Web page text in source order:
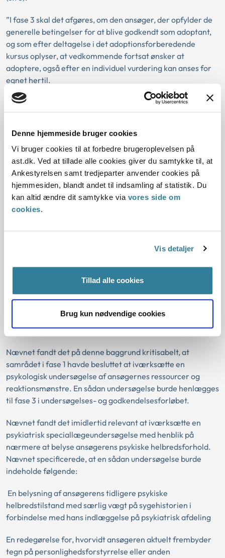
Denne hjemmeside bruger cookies
Vi bruger cookies til at forbedre brugeroplevelsen på
ast.dk. Ved at tillade alle cookies giver du samtykke til, at
Ankestyrelsen samt tredjeparter anvender cookies på
hjemmesiden, blandt andet til indsamling af statistik. Du
kan altid ændre dit samtykke via vores side om
cookies.
Vis detaljer
Tillad alle cookies
Brug kun nødvendige cookies
”I fase 3 skal det afgøres, om den ansøger, der opfylder de
generelle betingelser for at blive godkendt som adoptant,
og som efter deltagelse i det adoptionsforberedende
kursus oplyser, at vedkommende fortsat ønsker at
adoptere, også efter en individuel vurdering kan anses for
egnet hertil.
Undersøgelsen i fase 3 må forventes i hovedparten af
sagerne at kunne koncentreres om en individuel beskrivelse
give samrådet det fornødne grundlag for at træffe
afgørelse om godkendelse som adoptant og fastsætte de
nærmere rammer for godkendelsen, dels at give de
udenlandske myndigheder det nødvendige grundlag for
deres afgørelse om godkendelse af ansøgeren og anvisning
af et barn til den pågældende” (s.88).
stillingtagen til objektive forhold omkring ansøgeren og
ikke en nærmere vurdering af ansøgerens individuelle
ressourcer almindeligvis også henhøre til fase 3. Herved
opnås også, at der i forbindelse med specialundersøgelsen
kan inddrages andre mere individuelle forhold omkring en
samtaler, der har fundet sted med ansøgeren under fase 3 i
undersøgelsesforløbet.
Nævnet fandt det på denne baggrund kritisabelt, at
samrådet i fase 1 havde besluttet at iværksætte en
psykologisk undersøgelse af ansøgernes ressourcer og
reaktionsmønstre. En sådan undersøgelse burde henlægges
til fase 3 i undersøgelses- og godkendelsesforløbet.
Nævnet fandt det imidlertid relevant at iværksætte en
psykiatrisk speciallægeundersøgelse med henblik på
nærmere at belyse ansøgerens psykiske helbredsforhold.
Nævnet specificerede, at en sådan undersøgelse burde
indeholde følgende:
En belysning af ansøgerens tidligere psykiske
helbredstilstand med særlig vægt på sygehistorien i
forbindelse med hans indlæggelse på psykiatrisk afdeling
En redegørelse for, hvorvidt ansøgeren aktuelt frembyder
tegn på personlighedsforstyrrelse eller anden